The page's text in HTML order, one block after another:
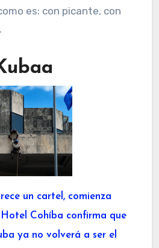
es: con picante, con
un cartel, comienza
Cohíba confirma que
ya no volverá a ser el